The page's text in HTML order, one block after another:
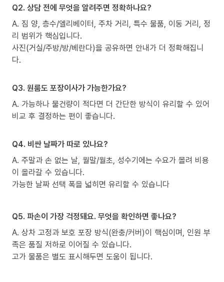
Q2. 상담 전에 무엇을 알려주면 정확하나요?
A. 짐 양, 층수/엘리베이터, 주차 거리, 특수 물품, 이동 거리, 정
리 범위가 핵심입니다.
사진(거실/주방/방/베란다)을 공유하면 안내가 더 정확해집니
다.
Q3. 원룸도 포장이사가 가능한가요?
A. 가능하나 물건량이 적다면 더 간단한 방식이 유리할 수 있어
비교 후 결정하는 편이 좋습니다.
Q4. 비싼 날짜가 따로 있나요?
A. 주말과 손 없는 날, 월말/월초, 성수기에는 수요가 몰려 비용
이 올라갈 수 있습니다.
가능한 날짜 선택 폭을 넓히면 유리할 수 있습니다
Q5. 파손이 가장 걱정돼요. 무엇을 확인하면 좋나요?
A. 상차 고정과 보호 포장 방식(완충/커버)이 핵심이며, 인원 부
족은 품질 저하로 이어질 수 있습니다.
고가 물품은 별도 표시해두면 도움이 됩니다.